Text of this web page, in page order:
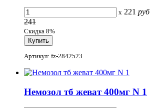
x 221 руб
241
Скидка 8%
Артикул: fz-2842523
Немозол тб жеват 400мг N 1